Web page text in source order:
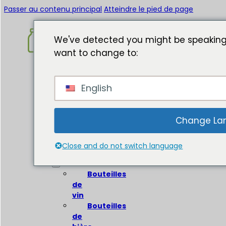
Passer au contenu principal Atteindre le pied de page
Accueil
propos
en
verre
Bouteilles
de
vin
Bouteilles
de
We've detected you might be
want to change to:
English
Change
Close and do not switch language